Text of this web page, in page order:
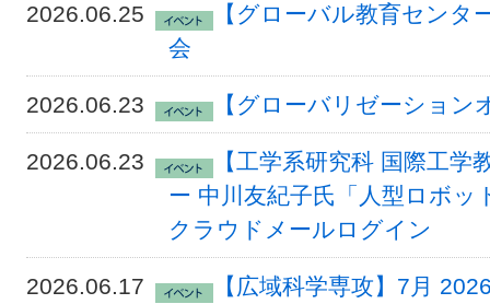
2026.06.25
【グローバル教育センタ
会
2026.06.23 【グローバリゼーション
2026.06.23
【工学系研究科 国際工
ー 中川友紀子氏「人型ロボ
クラウドメールログイン
2026.06.17
【広域科学専攻】7月